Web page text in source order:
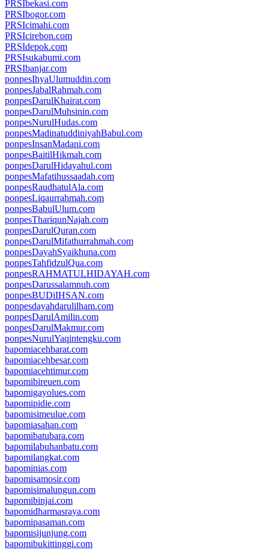
PRSIbekasi.com
PRSIbogor.com
PRSIcimahi.com
PRSIcirebon.com
PRSIdepok.com
PRSIsukabumi.com
PRSIbanjar.com
ponpesIhyaUlumuddin.com
ponpesJabalRahmah.com
ponpesDarulKhairat.com
ponpesDarulMuhsinin.com
ponpesNurulHudas.com
ponpesMadinatuddiniyahBabul.com
ponpesInsanMadani.com
ponpesBaitilHikmah.com
ponpesDarulHidayahul.com
ponpesMafatihussaadah.com
ponpesRaudhatulAla.com
ponpesLiqaurrahmah.com
ponpesBabulUlum.com
ponpesThariqunNajah.com
ponpesDarulQuran.com
ponpesDarulMifathurrahmah.com
ponpesDayahSyaikhuna.com
ponpesTahfidzulQua.com
ponpesRAHMATULHIDAYAH.com
ponpesDarussalamnuh.com
ponpesBUDiIHSAN.com
ponpesdayahdarulilham.com
ponpesDarulAmilin.com
ponpesDarulMakmur.com
ponpesNurulYaqintengku.com
bapomiacehbarat.com
bapomiacehbesar.com
bapomiacehtimur.com
bapomibireuen.com
bapomigayolues.com
bapomipidie.com
bapomisimeulue.com
bapomiasahan.com
bapomibatubara.com
bapomilabuhanbatu.com
bapomilangkat.com
bapominias.com
bapomisamosir.com
bapomisimalungun.com
bapomibinjai.com
bapomidharmasraya.com
bapomipasaman.com
bapomisijunjung.com
bapomibukittinggi.com